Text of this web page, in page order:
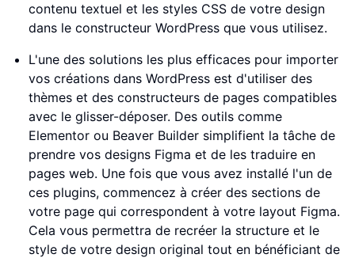
contenu textuel et les styles CSS de votre design
dans le constructeur WordPress que vous utilisez.
L'une des solutions les plus efficaces pour importer
vos créations dans WordPress est d'utiliser des
thèmes et des constructeurs de pages compatibles
avec le glisser-déposer. Des outils comme
Elementor ou Beaver Builder simplifient la tâche de
prendre vos designs Figma et de les traduire en
pages web. Une fois que vous avez installé l'un de
ces plugins, commencez à créer des sections de
votre page qui correspondent à votre layout Figma.
Cela vous permettra de recréer la structure et le
style de votre design original tout en bénéficiant de